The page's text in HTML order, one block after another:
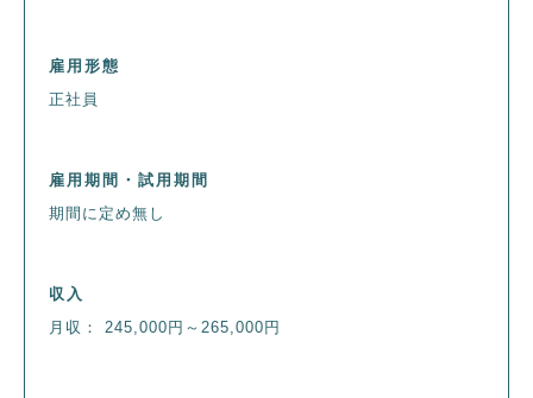
雇用形態
正社員
雇用期間・試用期間
期間に定め無し
収入
月収： 245,000円～265,000円